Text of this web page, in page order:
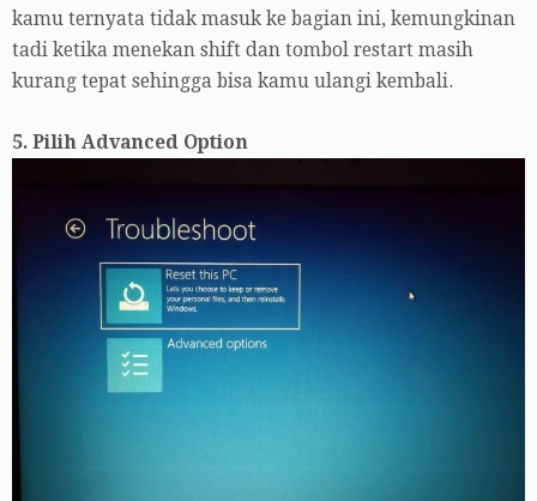
kamu ternyata tidak masuk ke bagian ini, kemungkinan
tadi ketika menekan shift dan tombol restart masih
kurang tepat sehingga bisa kamu ulangi kembali.
5. Pilih Advanced Option